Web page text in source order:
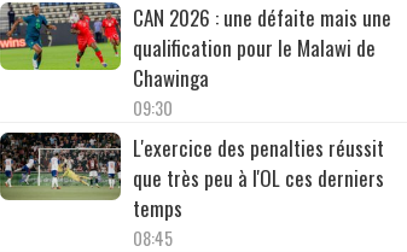
CAN 2026 : une défaite mais une
qualification pour le Malawi de
Chawinga
09:30
L'exercice des penalties réussit
que très peu à l'OL ces derniers
temps
08:45